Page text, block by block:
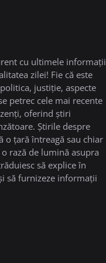
cu ultimele informații
zilei! Fie că este
justiție, aspecte
petrec cele mai recente
oferind știri
Știrile despre
o țară întreagă sau chiar
rază de lumină asupra
să explice în
să furnizeze informații